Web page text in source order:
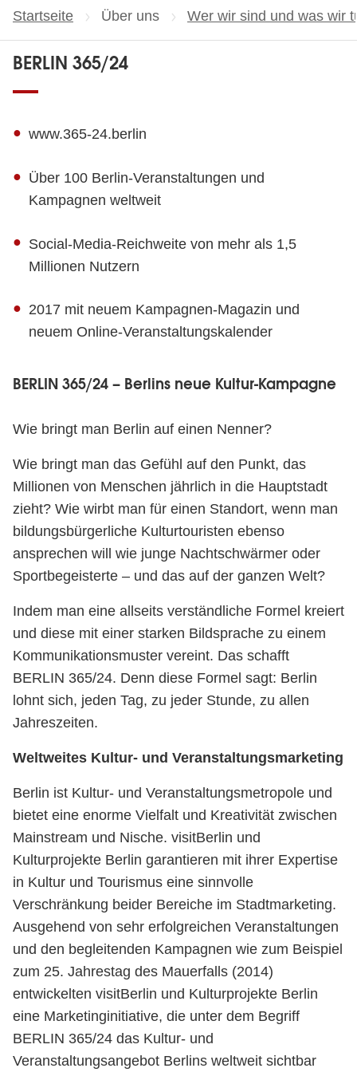
Startseite Über uns Wer wir sind und was wir
BERLIN 365/24
www.365-24.berlin
Über 100 Berlin-Veranstaltungen und
Kampagnen weltweit
Social-Media-Reichweite von mehr als 1,5
Millionen Nutzern
2017 mit neuem Kampagnen-Magazin und
neuem Online-Veranstaltungskalender
BERLIN 365/24 – Berlins neue Kultur-Kampagne
Wie bringt man Berlin auf einen Nenner?
Wie bringt man das Gefühl auf den Punkt, das
Millionen von Menschen jährlich in die Hauptstadt
zieht? Wie wirbt man für einen Standort, wenn man
bildungsbürgerliche Kulturtouristen ebenso
ansprechen will wie junge Nachtschwärmer oder
Sportbegeisterte – und das auf der ganzen Welt?
Indem man eine allseits verständliche Formel kreiert
und diese mit einer starken Bildsprache zu einem
Kommunikationsmuster vereint. Das schafft
BERLIN 365/24. Denn diese Formel sagt: Berlin
lohnt sich, jeden Tag, zu jeder Stunde, zu allen
Jahreszeiten.
Weltweites Kultur- und Veranstaltungsmarketing
Berlin ist Kultur- und Veranstaltungsmetropole und
bietet eine enorme Vielfalt und Kreativität zwischen
Mainstream und Nische. visitBerlin und
Kulturprojekte Berlin garantieren mit ihrer Expertise
in Kultur und Tourismus eine sinnvolle
Verschränkung beider Bereiche im Stadtmarketing.
Ausgehend von sehr erfolgreichen Veranstaltungen
und den begleitenden Kampagnen wie zum Beispiel
zum 25. Jahrestag des Mauerfalls (2014)
entwickelten visitBerlin und Kulturprojekte Berlin
eine Marketinginitiative, die unter dem Begriff
BERLIN 365/24 das Kultur- und
Veranstaltungsangebot Berlins weltweit sichtbar